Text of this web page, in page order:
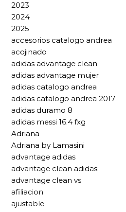
2023
2024
2025
accesorios catalogo andrea
acojinado
adidas advantage clean
adidas advantage mujer
adidas catalogo andrea
adidas catalogo andrea 2017
adidas duramo 8
adidas messi 16.4 fxg
Adriana
Adriana by Lamasini
advantage adidas
advantage clean adidas
advantage clean vs
afiliacion
ajustable